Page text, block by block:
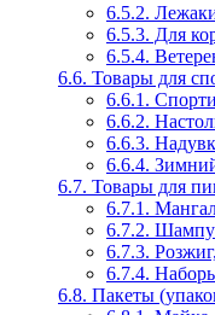
6.5.2.
6.5.3. Для
6.5.4.
6.6. Товары для
6.6.1.
6.6.2.
6.6.3.
6.6.4.
6.7. Товары для
6.7.1.
6.7.2.
6.7.3.
6.7.4.
6.8. Пакеты